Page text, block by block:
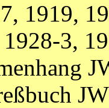
1919,
3,